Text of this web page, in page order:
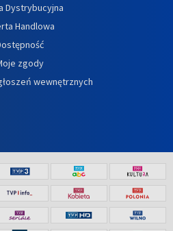
Dystrybucyjna
Handlowa
zgody
wewnętrznych